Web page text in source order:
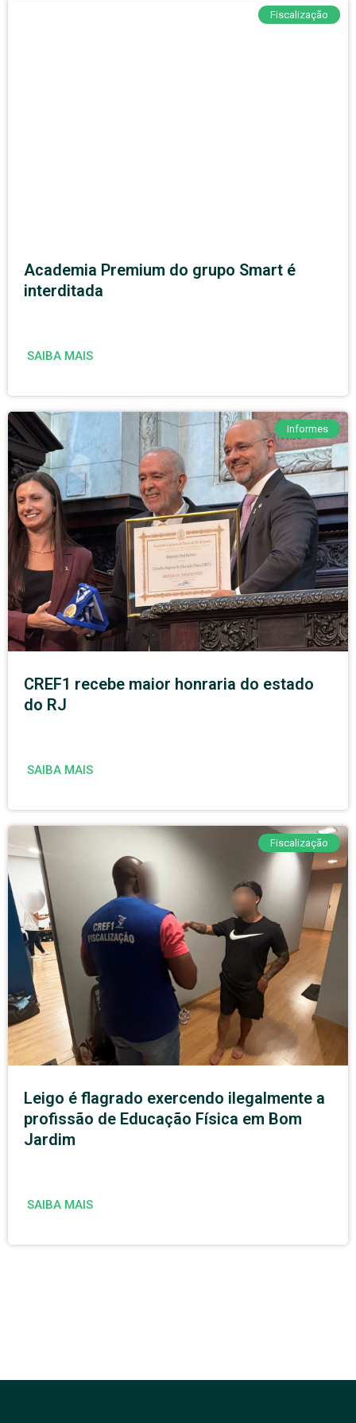
Fiscalização
Academia Premium do grupo Smart é
interditada
SAIBA MAIS
Informes
CREF1 recebe maior honraria do estado
do RJ
SAIBA MAIS
Fiscalização
Leigo é flagrado exercendo ilegalmente a
profissão de Educação Física em Bom
Jardim
SAIBA MAIS